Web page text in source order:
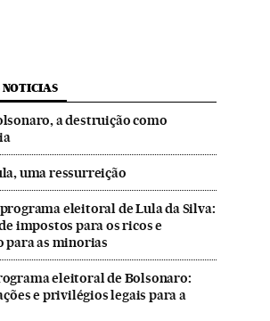
a destruição como
uma ressurreição
eleitoral de Lula da Silva:
impostos para os ricos e
para as minorias
eleitoral de Bolsonaro:
e privilégios legais para a